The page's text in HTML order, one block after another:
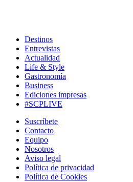
Destinos
Entrevistas
Actualidad
Life & Style
Gastronomía
Business
Ediciones impresas
#SCPLIVE
Suscríbete
Contacto
Equipo
Nosotros
Aviso legal
Política de privacidad
Política de Cookies